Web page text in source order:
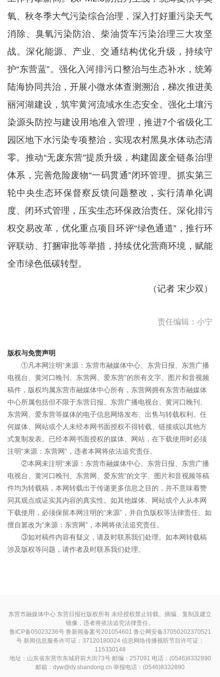
氧、秋冬季大气污染综合治理，深入打好重污染天气
消除、臭氧污染防治、柴油货车污染治理三大攻坚
战。深化能源、产业、交通结构优化升级，持续守
护“东营蓝”。强化入河排污口整治与生态补水，统筹
陆海协同共治，开展小微水体查测溯治，梯次推进美
丽河湖建设，筑牢黄河流域水生态安全。强化土壤污
染源头防控与建设用地准入管理，推进7个省级化工
园区地下水污染专项整治，实现农村黑臭水体动态清
零。推动“无废东营”提质升级，构建固废全链条治理
体系，完善危险废物“一码贯通”闭环管理。抓实第三
轮中央生态环保督察反馈问题整改，实行清单化调
度、闭环式管理，压实生态环保政治责任。深化排污
权交易改革，优化重点项目环评“绿色通道”，推行环
评联动、打捆审批等举措，持续优化营商环境，赋能
全市绿色低碳转型。
（记者 宋少双）
责任编辑：小宁
版权与免责声明
①凡本网注明“来源：东营市融媒体中心、东营日报、东营广播
电视台、黄河口晚刊、东营网、爱东营”的所有文字、图片和音视频
稿件，版权均属东营市融媒体中心所有，东营网拥有东营市融媒体
中心所属包括但不限于东营日报、东营广播电视台、黄河口晚刊、
东营网、爱东营等媒体的电子信息网络发布、出售与转载权利。任
何媒体、网站或个人未经本网书面授权不得转载、链接或以其他方
式复制发表。已经本网书面授权的媒体、网站，在下载使用时必须
注明“来源：东营网”，违者本网将依法追究责任。
②本网未注明“来源：东营市融媒体中心、东营日报、东营广播
电视台、黄河口晚刊、东营网、爱东营”的文字、图片和音视频等稿
件均为转载稿，本网转载出于传递更多信息之目的，并不意味着赞
同其观点或证实其内容的真实性。如其他媒体、网站或个人从本网
下载使用，必须保留本网注明的“来源”，并自负版权等法律责任。如
擅自篡改为“来源：东营网”，本网将依法追究责任。
③如对稿件内容有疑义，请及时联系我们处理。如本网转载稿
涉及版权等问题，请作者及时联系我们处理。
东营市融媒体中心 东营日报社版权所有 未经授权禁止转载、摘编、复制及建立
镜像，违者将依法追究法律责任。
鲁ICP备05023236号鲁新闻备案号201054601 鲁公网安备37050202370521
号 新闻信息服务许可证：37120180024信息网络传播视听节目许可证：
115330148
地址：山东省东营市东城府前大街73号 邮编：257091 电话：(0546)8332890
邮箱：dyw@dy.shandong.cn 举报电话：(0546)8332890